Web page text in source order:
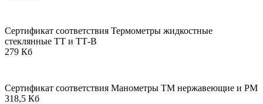
Сертификат соответствия Термометры жидкостные
стеклянные ТТ и ТТ-В
279 Кб
Сертификат соответствия Манометры ТМ нержавеющие и РМ
318,5 Кб